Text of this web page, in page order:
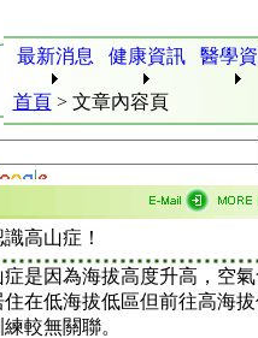
最新消息
健康資訊 醫學
首頁> 文章內容頁
識高山症！
症是因為海拔高度升高，空
住在低海拔低區但前往高海
較無關聯。